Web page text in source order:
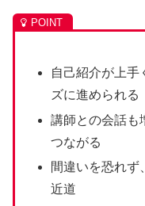
自己紹介が上手
ズに進められる
講師との会話も
つながる
間違いを恐れず
近道